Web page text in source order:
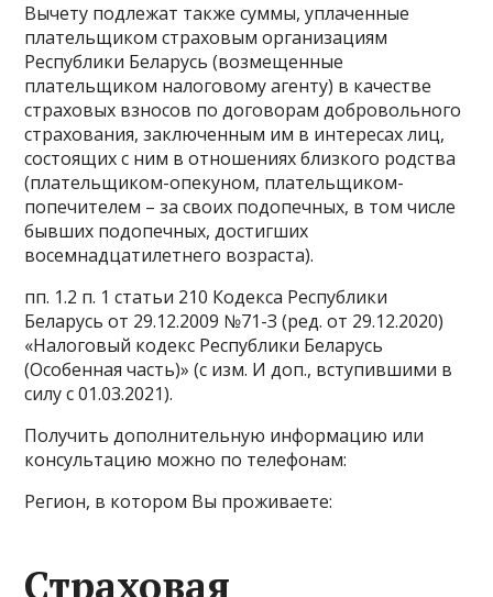
Вычету подлежат также суммы, уплаченные
плательщиком страховым организациям
Республики Беларусь (возмещенные
плательщиком налоговому агенту) в качестве
страховых взносов по договорам добровольного
страхования, заключенным им в интересах лиц,
состоящих с ним в отношениях близкого родства
(плательщиком-опекуном, плательщиком-
попечителем – за своих подопечных, в том числе
бывших подопечных, достигших
восемнадцатилетнего возраста).
пп. 1.2 п. 1 статьи 210 Кодекса Республики
Беларусь от 29.12.2009 №71-З (ред. от 29.12.2020)
«Налоговый кодекс Республики Беларусь
(Особенная часть)» (с изм. И доп., вступившими в
силу с 01.03.2021).
Получить дополнительную информацию или
консультацию можно по телефонам:
Регион, в котором Вы проживаете:
Страховая